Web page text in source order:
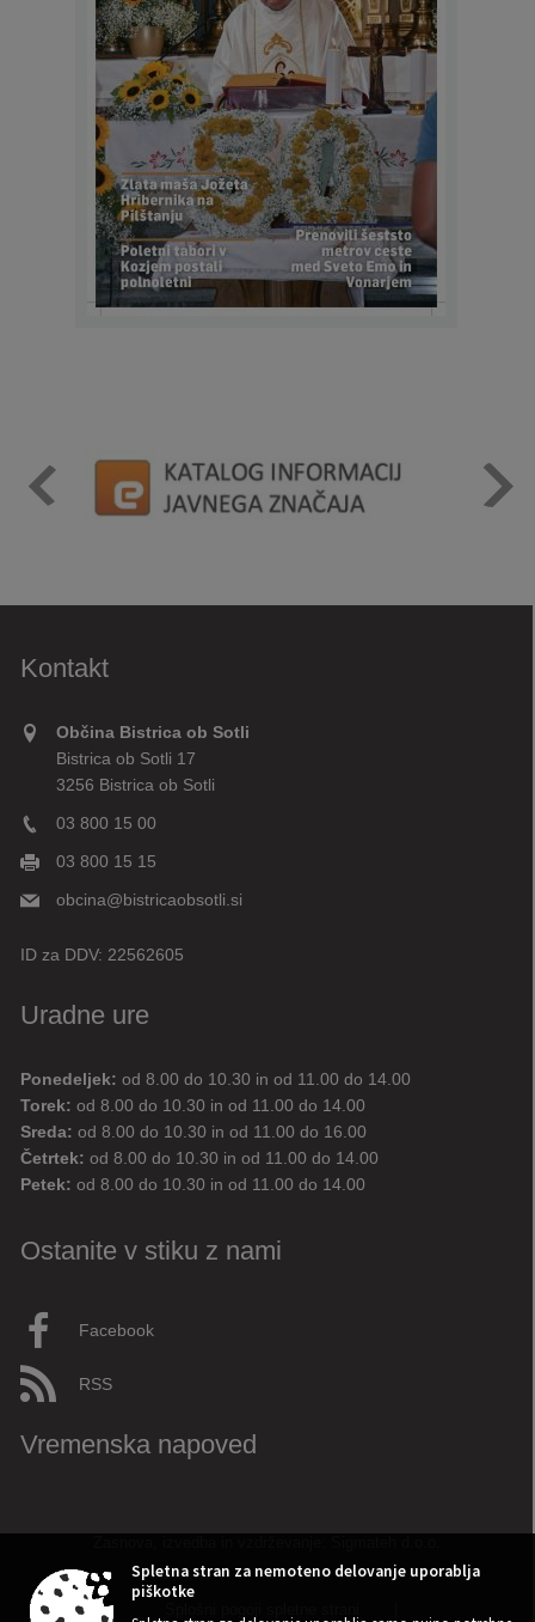
Kontakt
Občina Bistrica ob Sotli
Bistrica ob Sotli 17
3256 Bistrica ob Sotli
03 800 15 00
03 800 15 15
obcina@bistricaobsotli.si
ID za DDV: 22562605
Uradne ure
Ponedeljek: od 8.00 do 10.30 in od 11.00 do 14.00
Torek: od 8.00 do 10.30 in od 11.00 do 14.00
Sreda: od 8.00 do 10.30 in od 11.00 do 16.00
Četrtek: od 8.00 do 10.30 in od 11.00 do 14.00
Petek: od 8.00 do 10.30 in od 11.00 do 14.00
Ostanite v stiku z nami
Facebook
RSS
Vremenska napoved
Spletna stran za nemoteno delovanje uporablja
piškotke
Digitalni pomočnik
Aktualne novice Aktualne cestne zapore
Dovolilnice za parkiranje
Živjo! 👋 Napiši vprašanje ali klikni na eno od hitrih